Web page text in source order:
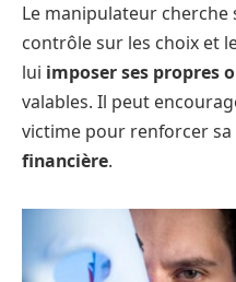
Le manipulateur cherche
contrôle sur les choix et
lui imposer ses propres
valables. Il peut
victime pour renforcer sa
financière.